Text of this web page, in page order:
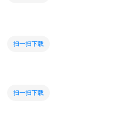
扫一扫下载
扫一扫下载